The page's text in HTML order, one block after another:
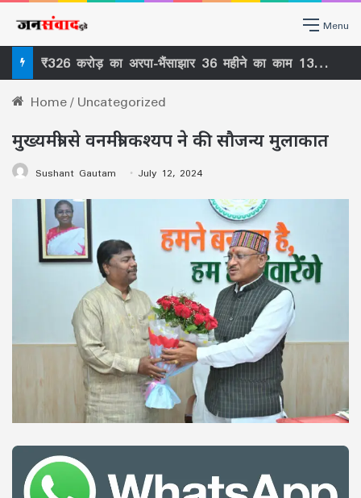
Menu
₹326 करोड़ का अरपा-भैंसाझार 36 महीने का काम 13वें साल बाद भी अधूरा , ठेकेदार को फिर मोहलत ₹27 करोड़ के मुआवजे में 11 SDM के कार्यकाल पर सवाल –
Home/Uncategorized
मुख्यमंत्री से वनमंत्री कश्यप ने की सौजन्य मुलाकात
Sushant Gautam July 12, 2024